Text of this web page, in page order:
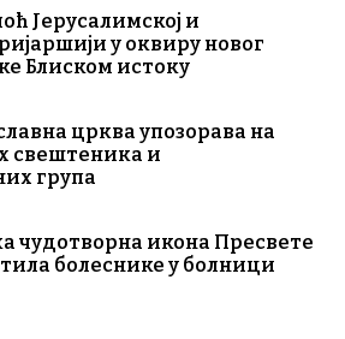
Јерусалимској и
у оквиру новог
Блиском истоку
црква упозорава на
свештеника и
група
чудотворна икона Пресвете
болеснике у болници